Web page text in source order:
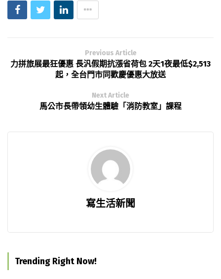
Previous Article
力拼旅展最狂優惠 長汎假期抗漲省荷包 2天1夜最低$2,513
起，全台門市同歡慶優惠大放送
Next Article
馬公市長帶領幼生體驗「消防教室」課程
寫生活新聞
Trending Right Now!